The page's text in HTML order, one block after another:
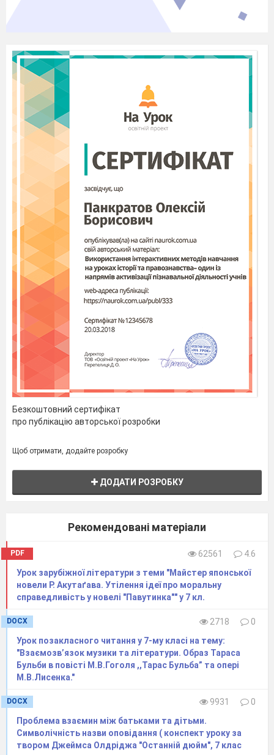
украинский город Луганск, тут и родился
3. А с 1805 года семья жила в Николаеве, в связи
с тем, что Даль-старший был переведен как
военный врач на службу в
Черноморский флот.
4.
изучали морское дело, получили образование в
Петербурге.В марте 1819 г.
Морского кадетского корпуса
служит во флоте около 5 лет.
Безкоштовний сертифікат
про публікацію авторської розробки
Щоб отримати, додайте розробку
ДОДАТИ РОЗРОБКУ
Рекомендовані матеріали
PDF 62561
4.6
Урок зарубіжної літератури з теми "Майстер японської
новели Р. Акутаґава. Утілення ідеї про моральну
справедливість у новелі "Павутинка"" у 7 кл.
DOCX 2718
0
Урок позакласного читання у 7-му класі на тему:
"Взаємозв’язок музики та літератури. Образ Тараса
Бульби в повісті М.В.Гоголя ,,Тарас Бульба” та опері
М.В.Лисенка."
DOCX 9931
0
Проблема взаємин між батьками та дітьми.
Символічність назви оповідання ( конспект уроку за
твором Джеймса Олдріджа "Останній дюйм", 7 клас